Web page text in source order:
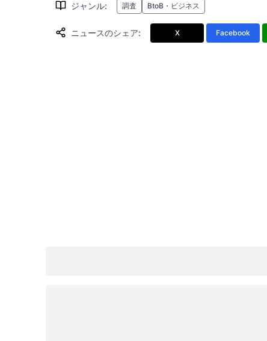
ジャンル: 調査 BtoB・ビジネス
ニュースのシェア: X Facebook